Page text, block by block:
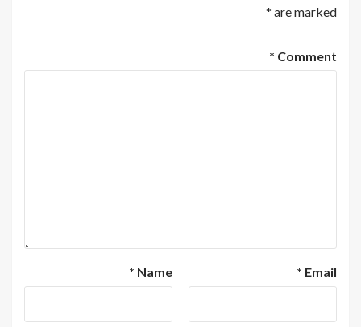
are marked
*
Comment
*
Name
* Email
*